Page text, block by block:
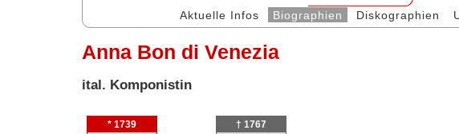
Aktuelle Infos Biographien Diskographien
Anna Bon di Venezia
ital. Komponistin
* 1739 † 1767